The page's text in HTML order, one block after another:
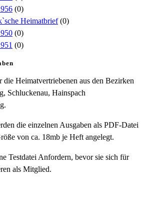
(0)
Heimatbrief (0)
(0)
(0)
die Heimatvertriebenen aus den Bezirken
Schluckenau, Hainspach
die einzelnen Ausgaben als PDF-Datei
von ca. 18mb je Heft angelegt.
Testdatei Anfordern, bevor sie sich für
als Mitglied.